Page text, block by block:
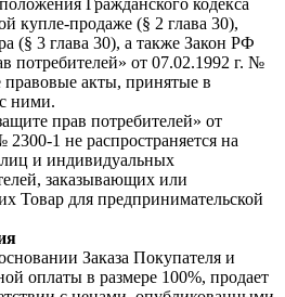
купле-продаже (§ 2 глава 30),
(§ 3 глава 30), а также Закон РФ
потребителей» от 07.02.1992 г. №
акты, принятые в
ними.
прав потребителей» от
2300-1 не распространяется на
и индивидуальных
заказывающих или
Товар для предпринимательской
Заказа Покупателя и
оплаты в размере 100%, продает